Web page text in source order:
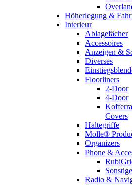
Höherlegung &
Interieur
Ablagefächer
Accessoires
Anzeigen &
Diverses
Floorliners
2-Door
4-Door
Covers
Haltegriffe
Molle®
Organizers
Phone &
Sonstige
Radio &